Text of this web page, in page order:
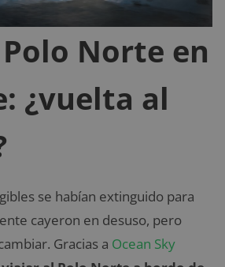
Norte en
¿vuelta al
se habían extinguido para
cayeron en desuso, pero
Gracias a Ocean Sky